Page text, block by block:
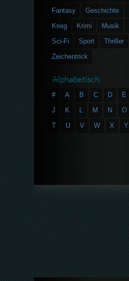
Fantasy
Geschichte
Krieg
Krimi Musik
Sci-Fi
Sport Thriller
Zeichentrick
Alphabetisch
# A B C D E
J
K L M N O
T
U V W X Y